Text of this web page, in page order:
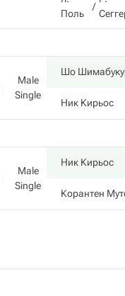
Поль
Male
Single
Шо
Ник Кирьос
Male
Single
Ник Кирьос
Корантен